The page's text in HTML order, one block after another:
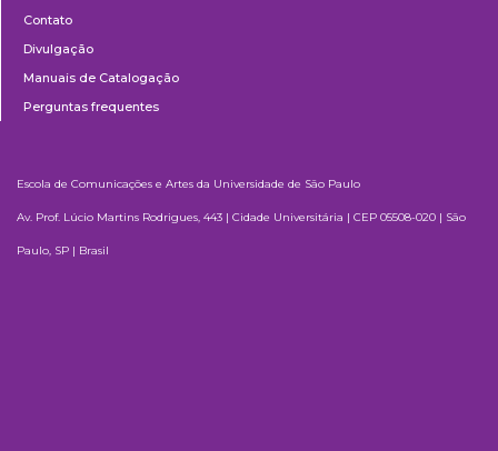
Contato
Divulgação
Manuais de Catalogação
Perguntas frequentes
Escola de Comunicações e Artes da Universidade de São Paulo
Av. Prof. Lúcio Martins Rodrigues, 443 | Cidade Universitária | CEP 05508-020 | São
Paulo, SP | Brasil